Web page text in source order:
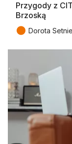
Przygody z
Brzoską
● Dorota